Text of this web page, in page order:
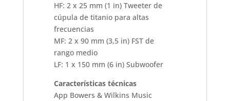
HF: 2 x 25 mm (1 in) Tweeter de
cúpula de titanio para altas
frecuencias
MF: 2 x 90 mm (3,5 in) FST de
rango medio
LF: 1 x 150 mm (6 in) Subwoofer
Características técnicas
App Bowers & Wilkins Music